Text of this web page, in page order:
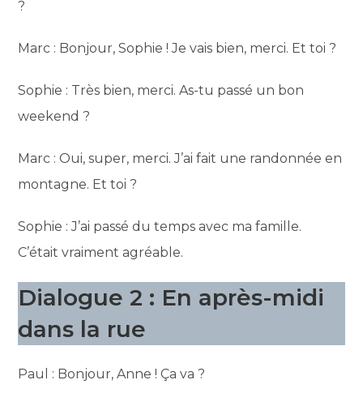
?
Marc : Bonjour, Sophie ! Je vais bien, merci. Et toi ?
Sophie : Très bien, merci. As-tu passé un bon
weekend ?
Marc : Oui, super, merci. J’ai fait une randonnée en
montagne. Et toi ?
Sophie : J’ai passé du temps avec ma famille.
C’était vraiment agréable.
Dialogue 2 : En après-midi
dans la rue
Paul : Bonjour, Anne ! Ça va ?